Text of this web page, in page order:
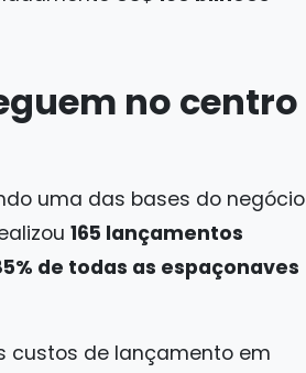
no centro
uma das bases do negócio
165 lançamentos
de todas as espaçonaves
custos de lançamento em